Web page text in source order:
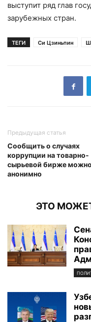
выступит ряд глав
зарубежных стран.
ТЕГИ Си Цзиньпин
Предыдущая статья
Сообщить о случаях
коррупции на товарно-
сырьевой бирже можно
анонимно
ЭТО